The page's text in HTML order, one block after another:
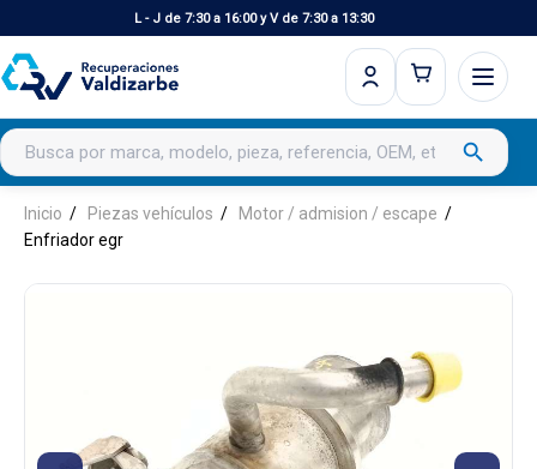
L - J de 7:30 a 16:00 y V de 7:30 a 13:30
Buscar productos search
Inicio Piezas vehículos
Motor / admision / escape
Enfriador egr